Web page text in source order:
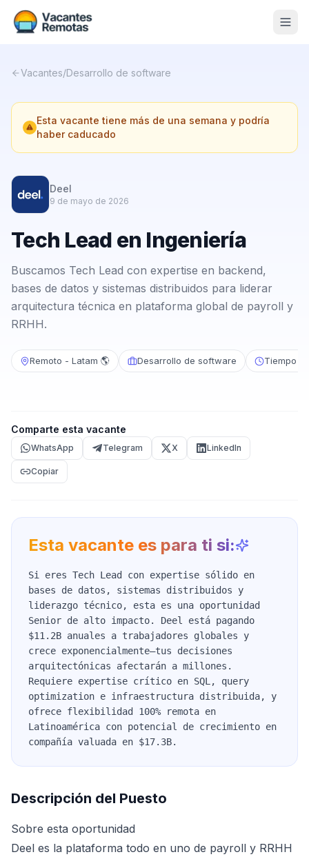
Nosotros
Contacto
Calculadora Freelance
Vacantes/Desarrollo de software
Esta vacante tiene más de una semana y podría
haber caducado
Deel
9 de mayo de 2026
Tech Lead en Ingeniería
Buscamos Tech Lead con expertise en backend,
bases de datos y sistemas distribuidos para liderar
arquitectura técnica en plataforma global de payroll y
RRHH.
Remoto - Latam 🌎 Desarrollo de software Tiempo
Comparte esta vacante
WhatsApp Telegram X LinkedIn
Copiar
Esta vacante es para ti si:
Si eres Tech Lead con expertise sólido en
bases de datos, sistemas distribuidos y
liderazgo técnico, esta es una oportunidad
Senior de alto impacto. Deel está pagando
$11.2B anuales a trabajadores globales y
crece exponencialmente—tus decisiones
arquitectónicas afectarán a millones.
Requiere expertise crítico en SQL, query
optimization e infraestructura distribuida, y
ofrece flexibilidad 100% remota en
Latinoamérica con potencial de crecimiento en
compañía valuada en $17.3B.
Descripción del Puesto
Sobre esta oportunidad
Deel es la plataforma todo en uno de payroll y RRHH